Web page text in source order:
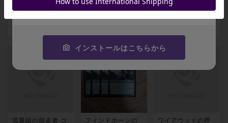
-
モン 224/361
-
モン 226/361
-
流翼組の脱走者 コ
フィンドホーンの
ワイアウッドの呼
インストールはこちらから